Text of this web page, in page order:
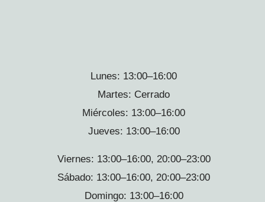
Lunes: 13:00–16:00
Martes: Cerrado
Miércoles: 13:00–16:00
Jueves: 13:00–16:00
Viernes: 13:00–16:00, 20:00–23:00
Sábado: 13:00–16:00, 20:00–23:00
Domingo: 13:00–16:00